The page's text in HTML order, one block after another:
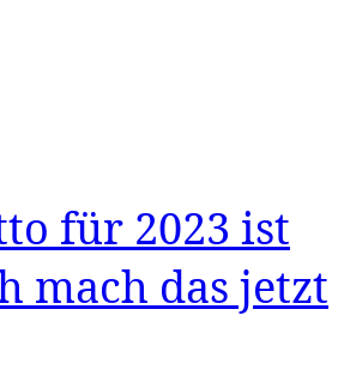
für 2023 ist
mach das jetzt